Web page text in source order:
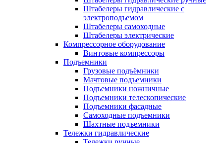
Штабелеры гидравлические с
электроподъемом
Штабелеры самоходные
Штабелеры электрические
Компрессорное оборудование
Винтовые компрессоры
Подъемники
Грузовые подъёмники
Мачтовые подъемники
Подъемники ножничные
Подъемники телескопические
Подъемники фасадные
Самоходные подъемники
Шахтные подъемники
Тележки гидравлические